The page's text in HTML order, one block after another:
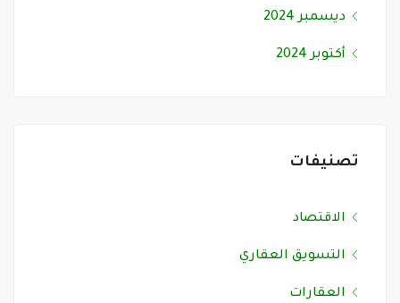
ديسمبر 2024
أكتوبر 2024
تصنيفات
الاقتصاد
التسويق العقاري
العقارات